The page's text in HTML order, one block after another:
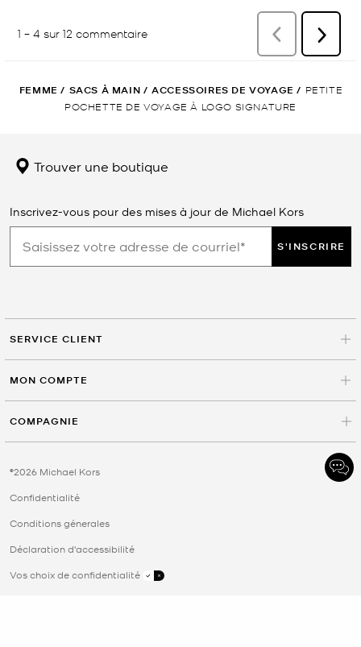
FEMME / SACS À MAIN / ACCESSOIRES DE VOYAGE / PETITE
POCHETTE DE VOYAGE À LOGO SIGNATURE
Trouver une boutique
Inscrivez-vous pour des mises à jour de Michael Kors
S'INSCRIRE
SERVICE CLIENT
MON COMPTE
COMPAGNIE
©2026 Michael Kors
Confidentialité
Conditions génerales
Déclaration d'accessibilité
Vos choix de confidentialité